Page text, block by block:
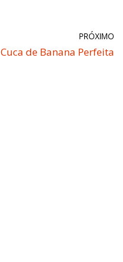
PRÓXIMO
Cuca de Banana Perfeita